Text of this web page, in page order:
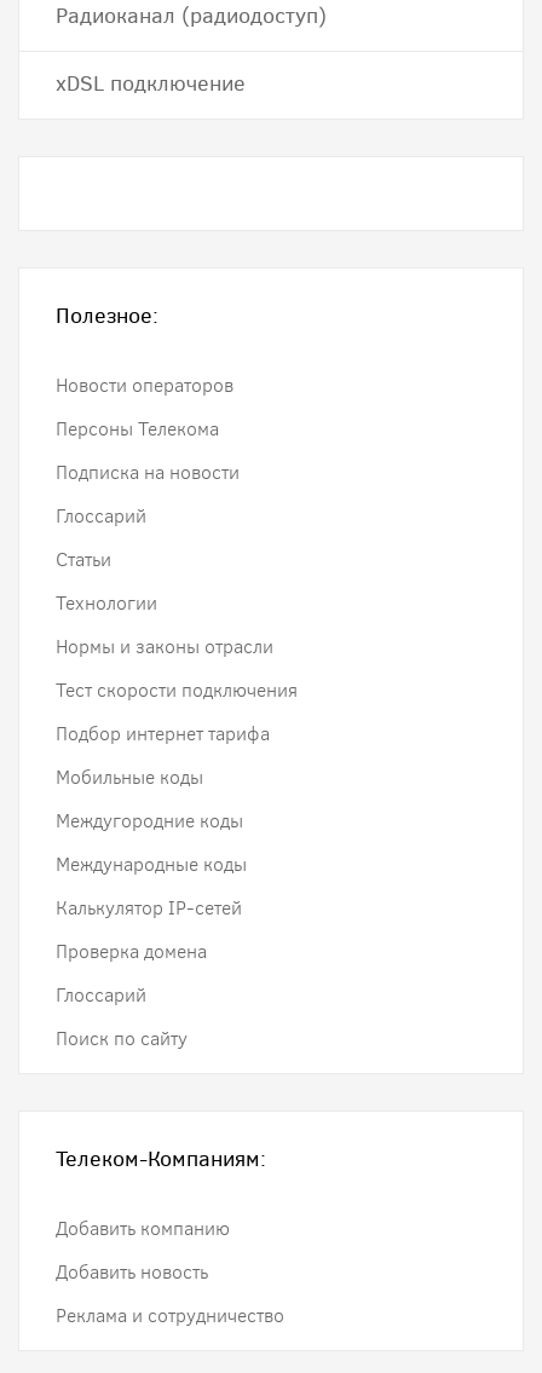
Радиоканал (радиодоступ)
хDSL подключение
Полезное:
Новости операторов
Персоны Телекома
Подписка на новости
Глоссарий
Статьи
Технологии
Нормы и законы отрасли
Тест скорости подключения
Подбор интернет тарифа
Мобильные коды
Междугородние коды
Международные коды
Калькулятор IP-сетей
Проверка домена
Глоссарий
Поиск по сайту
Телеком-Компаниям:
Добавить компанию
Добавить новость
Реклама и сотрудничество